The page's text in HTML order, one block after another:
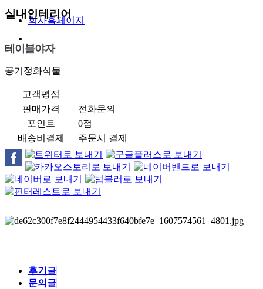
회사홈페이지
실내인테리어
테이블야자
공기정화식물
고객평점
판매가격
전화문의
포인트
0점
배송비결제
주문시 결제
후기글
문의글